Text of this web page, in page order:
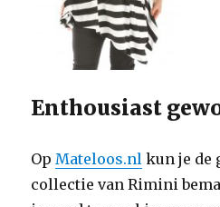
Enthousiast
OpMateloos.nl kun je de
collectie van Rimini